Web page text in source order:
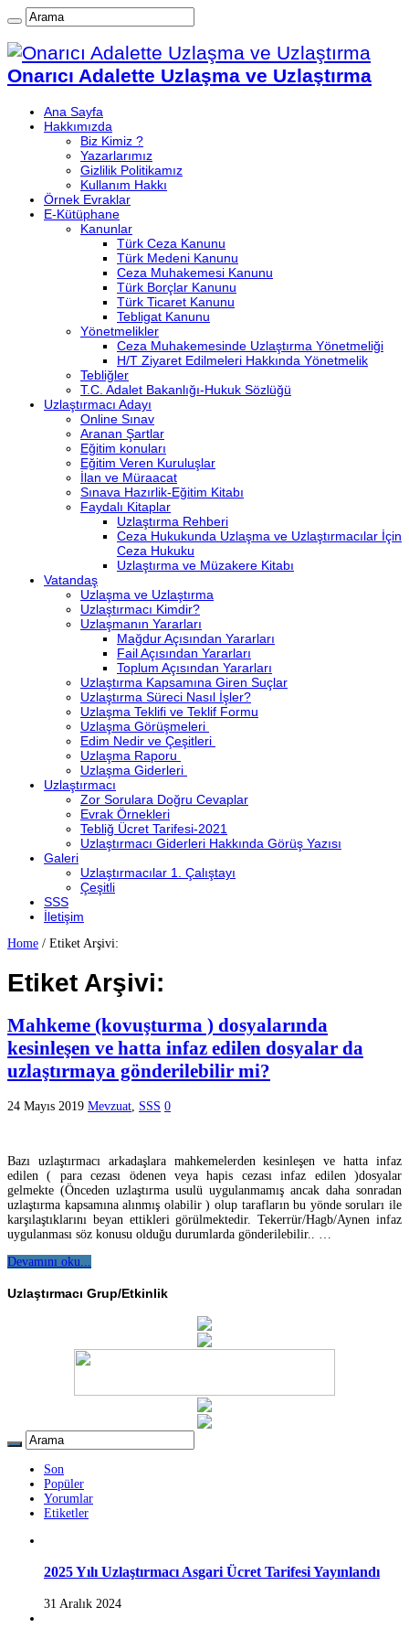
Onarıcı Adalette Uzlaşma ve Uzlaştırma
Ana Sayfa
Hakkımızda
Biz Kimiz ?
Yazarlarımız
Gizlilik Politikamız
Kullanım Hakkı
Örnek Evraklar
E-Kütüphane
Kanunlar
Türk Ceza Kanunu
Türk Medeni Kanunu
Ceza Muhakemesi Kanunu
Türk Borçlar Kanunu
Türk Ticaret Kanunu
Tebligat Kanunu
Yönetmelikler
Ceza Muhakemesinde Uzlaştırma Yönetmeliği
H/T Ziyaret Edilmeleri Hakkında Yönetmelik
Tebliğler
T.C. Adalet Bakanlığı-Hukuk Sözlüğü
Uzlaştırmacı Adayı
Online Sınav
Aranan Şartlar
Eğitim konuları
Eğitim Veren Kuruluşlar
İlan ve Müraacat
Sınava Hazırlik-Eğitim Kitabı
Faydalı Kitaplar
Uzlaştırma Rehberi
Ceza Hukukunda Uzlaşma ve Uzlaştırmacılar İçin
Ceza Hukuku
Uzlaştırma ve Müzakere Kitabı
Vatandaş
Uzlaşma ve Uzlaştırma
Uzlaştırmacı Kimdir?
Uzlaşmanın Yararları
Mağdur Açısından Yararları
Fail Açısından Yararları
Toplum Açısından Yararları
Uzlaştırma Kapsamına Giren Suçlar
Uzlaştırma Süreci Nasıl İşler?
Uzlaşma Teklifi ve Teklif Formu
Uzlaşma Görüşmeleri
Edim Nedir ve Çeşitleri
Uzlaşma Raporu
Uzlaşma Giderleri
Uzlaştırmacı
Zor Sorulara Doğru Cevaplar
Evrak Örnekleri
Tebliğ Ücret Tarifesi-2021
Uzlaştırmacı Giderleri Hakkında Görüş Yazısı
Galeri
Uzlaştırmacılar 1. Çalıştayı
Çeşitli
SSS
İletişim
Home / Etiket Arşivi:
Etiket Arşivi:
Mahkeme (kovuşturma ) dosyalarında
kesinleşen ve hatta infaz edilen dosyalar da
uzlaştırmaya gönderilebilir mi?
24 Mayıs 2019 Mevzuat SSS 0
Bazı uzlaştırmacı arkadaşlara mahkemelerden kesinleşen ve hatta infaz
edilen ( para cezası ödenen veya hapis cezası infaz edilen )dosyalar
gelmekte (Önceden uzlaştırma usulü uygulanmamış ancak daha sonradan
uzlaştırma kapsamına alınmış olabilir ) olup tarafların bu yönde soruları ile
karşılaştıklarını beyan ettikleri görülmektedir. Tekerrür/Hagb/Aynen infaz
uygulanması söz konusu olduğu durumlarda gönderilebilir.. …
Devamını oku...
Uzlaştırmacı Grup/Etkinlik
Son
Popüler
Yorumlar
Etiketler
2025 Yılı Uzlaştırmacı Asgari Ücret Tarifesi Yayınlandı
31 Aralık 2024